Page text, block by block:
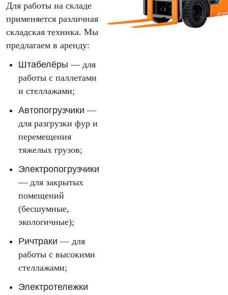
Для работы на складе
применяется различная
складская техника. Мы
предлагаем в аренду:
Штабелёры — для
работы с паллетами
и стеллажами;
Автопогрузчики —
для разгрузки фур и
перемещения
тяжелых грузов;
Электропогрузчики
— для закрытых
помещений
(бесшумные,
экологичные);
Ричтраки — для
работы с высокими
стеллажами;
Электротележки